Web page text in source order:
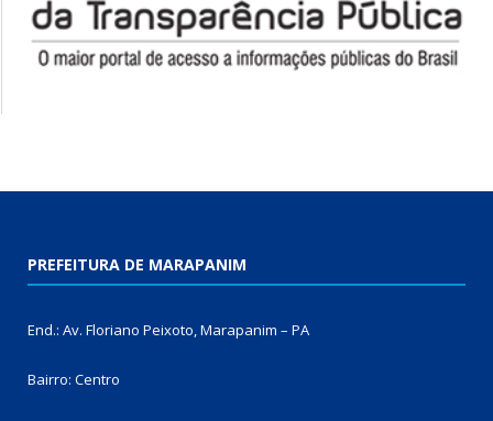
PREFEITURA DE MARAPANIM
End.: Av. Floriano Peixoto, Marapanim – PA
Bairro: Centro